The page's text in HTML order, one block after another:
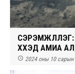
ХҮҮХЭД АМИА
 2024 оны 10 сарын